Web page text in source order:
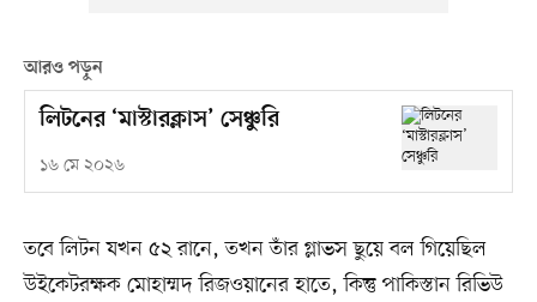
আরও পড়ুন
লিটনের ‘মাস্টারক্লাস’ সেঞ্চুরি
১৬ মে ২০২৬
তবে লিটন যখন ৫২ রানে, তখন তাঁর গ্লাভস ছুয়ে বল গিয়েছিল
উইকেটরক্ষক মোহাম্মদ রিজওয়ানের হাতে, কিন্তু পাকিস্তান রিভিউ